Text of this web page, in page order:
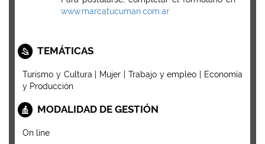
www.marcatucuman.com.ar
TEMÁTICAS
Turismo y Cultura | Mujer | Trabajo y empleo | Economía
y Producción
MODALIDAD DE GESTIÓN
On line